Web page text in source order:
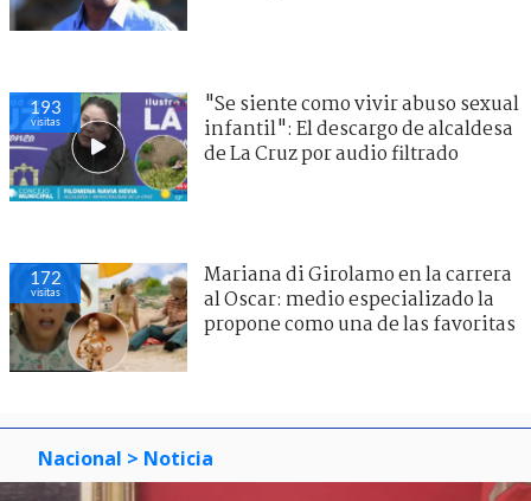
193
visitas
"Se siente como vivir abuso sexual
infantil": El descargo de alcaldesa
de La Cruz por audio filtrado
172
visitas
Mariana di Girolamo en la carrera
al Oscar: medio especializado la
propone como una de las favoritas
Nacional > Noticia